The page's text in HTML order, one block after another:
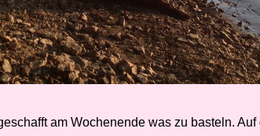
am Wochenende was zu basteln.